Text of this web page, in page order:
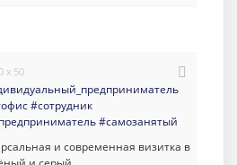
x 50
#сотрудник
#самозанятый